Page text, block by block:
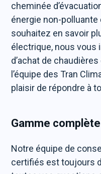
cheminée
énergie non-polluante
souhaitez en savoir
électrique, nous vous
d’achat de
l’équipe des Tran
plaisir de répondre à
Gamme
Notre équipe de
certifiés est toujours